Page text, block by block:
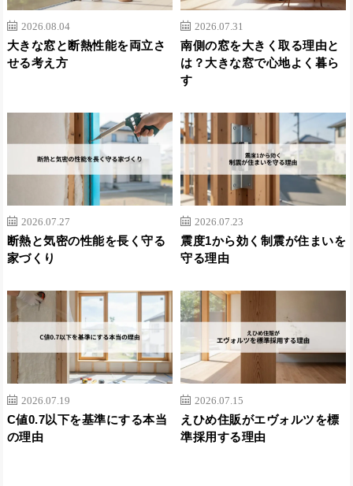
2026.08.04
大きな窓と断熱性能を両立さ
せる考え方
2026.07.31
南側の窓を大きく取る理由と
は？大きな窓で心地よく暮ら
す
2026.07.27
断熱と気密の性能を長く守る
家づくり
2026.07.23
震度1から効く制震が住まいを
守る理由
2026.07.19
C値0.7以下を基準にする本当
の理由
2026.07.15
えひめ住販がエヴォルツを標
準採用する理由